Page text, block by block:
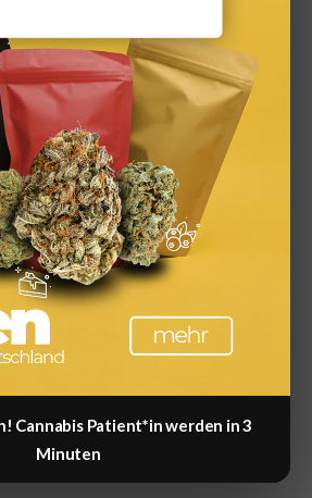
& Rente
Cannabis Patient*in werden in 3
Minuten